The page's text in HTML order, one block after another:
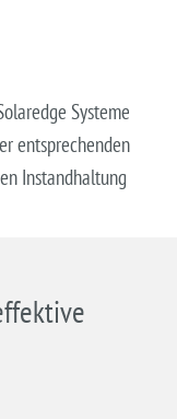
Systeme
entsprechenden
Instandhaltung